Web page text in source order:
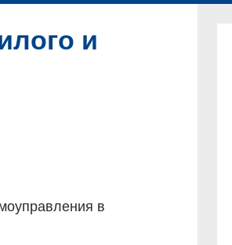
и
в